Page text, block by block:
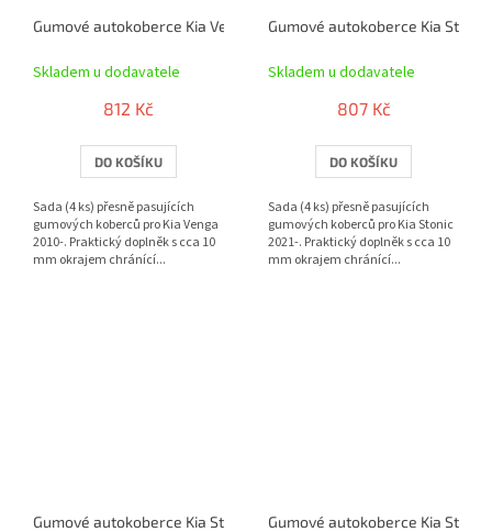
Gumové autokoberce Kia Venga 2010- | RIGUM
Skladem u dodavatele
812 Kč
DO KOŠÍKU
Sada (4 ks) přesně pasujících
gumových koberců pro Kia Venga
2010-. Praktický doplněk s cca 10
mm okrajem chránící...
Gumové autokoberce Kia Stonic
Skladem u dodavatele
807 Kč
DO KOŠÍKU
Sada (4 ks) přesně pasujících
gumových koberců pro Kia Stonic
2021-. Praktický doplněk s cca 10
mm okrajem chránící...
Gumové autokoberce Kia Stonic 2017-2020 | RIGUM
Gumové autokoberce Kia